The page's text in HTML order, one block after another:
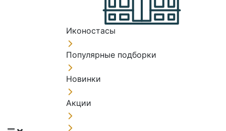
Иконостасы
Популярные подборки
Новинки
Акции